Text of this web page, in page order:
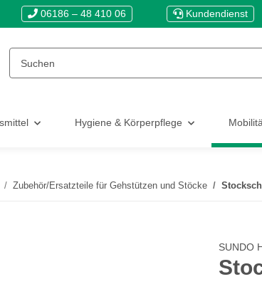
06186 – 48 410 06 Kundendienst
Hygiene & Körperpflege
Zubehör/Ersatzteile für Gehstützen und Stöcke
SUNDO